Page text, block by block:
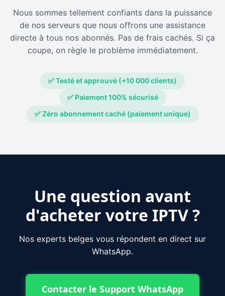
Nous sommes tellement confiants dans la puissance
de nos serveurs que nous offrons une assistance
directe à tous nos abonnés. Pas de frais cachés. Si ça
coupe, on règle le problème immédiatement.
✅ Testé et approuvé (+10 000 clients)
✅ Paiement 100% sécurisé
✅ Zéro abonnement caché (paiement unique)
Une question avant
d'acheter votre IPTV ?
Nos experts belges vous répondent en direct sur
WhatsApp.
Contacter le Support WhatsApp